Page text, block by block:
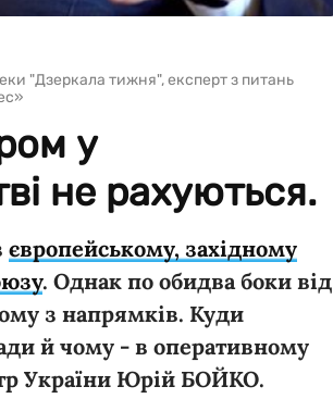
"Дзеркала тижня", експерт з питань
у
не рахуються.
європейському, західному
. Однак по обидва боки від
з напрямків. Куди
й чому - в оперативному
України Юрій БОЙКО.